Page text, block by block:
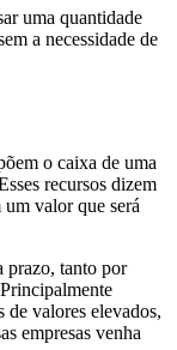
uma quantidade
a necessidade de
o caixa de uma
recursos dizem
um valor que será
prazo, tanto por
de valores elevados,
empresas venha